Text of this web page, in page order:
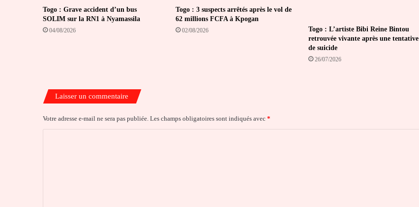
Togo : Grave accident d’un bus
SOLIM sur la RN1 à Nyamassila
04/08/2026
Togo : 3 suspects arrêtés après le vol de
62 millions FCFA à Kpogan
02/08/2026
Togo : L’artiste Bibi Reine Bintou
retrouvée vivante après une tentative
de suicide
26/07/2026
Laisser un commentaire
Votre adresse e-mail ne sera pas publiée. Les champs obligatoires sont indiqués avec *